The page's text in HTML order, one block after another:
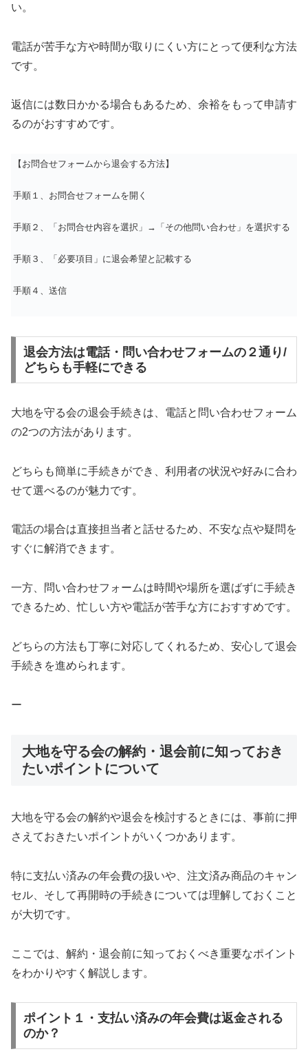
い。
電話が苦手な方や時間が取りにくい方にとって便利な方法
です。
返信には数日かかる場合もあるため、余裕をもって申請す
るのがおすすめです。
【お問合せフォームから退会する方法】
手順１、お問合せフォームを開く
手順２、「お問合せ内容を選択」→「その他問い合わせ」を選択する
手順３、「必要項目」に退会希望と記載する
手順４、送信
退会方法は電話・問い合わせフォームの２通り/
どちらも手軽にできる
大地を守る会の退会手続きは、電話と問い合わせフォーム
の2つの方法があります。
どちらも簡単に手続きができ、利用者の状況や好みに合わ
せて選べるのが魅力です。
電話の場合は直接担当者と話せるため、不安な点や疑問を
すぐに解消できます。
一方、問い合わせフォームは時間や場所を選ばずに手続き
できるため、忙しい方や電話が苦手な方におすすめです。
どちらの方法も丁寧に対応してくれるため、安心して退会
手続きを進められます。
ー
大地を守る会の解約・退会前に知っておき
たいポイントについて
大地を守る会の解約や退会を検討するときには、事前に押
さえておきたいポイントがいくつかあります。
特に支払い済みの年会費の扱いや、注文済み商品のキャン
セル、そして再開時の手続きについては理解しておくこと
が大切です。
ここでは、解約・退会前に知っておくべき重要なポイント
をわかりやすく解説します。
ポイント１・支払い済みの年会費は返金される
のか？